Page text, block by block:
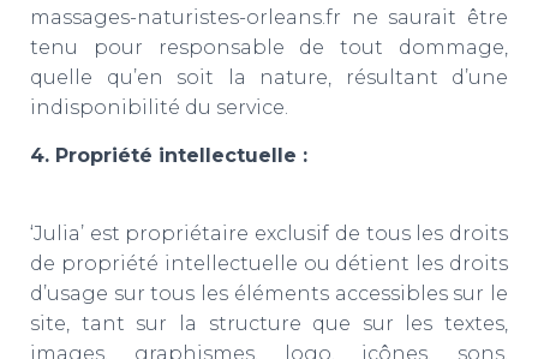
massages-naturistes-orleans.fr ne saurait être
tenu pour responsable de tout dommage,
quelle qu’en soit la nature, résultant d’une
indisponibilité du service.
4. Propriété intellectuelle :
‘Julia’ est propriétaire exclusif de tous les droits
de propriété intellectuelle ou détient les droits
d’usage sur tous les éléments accessibles sur le
site, tant sur la structure que sur les textes,
images, graphismes, logo, icônes, sons,